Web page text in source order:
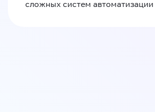
сложных систем автоматизации